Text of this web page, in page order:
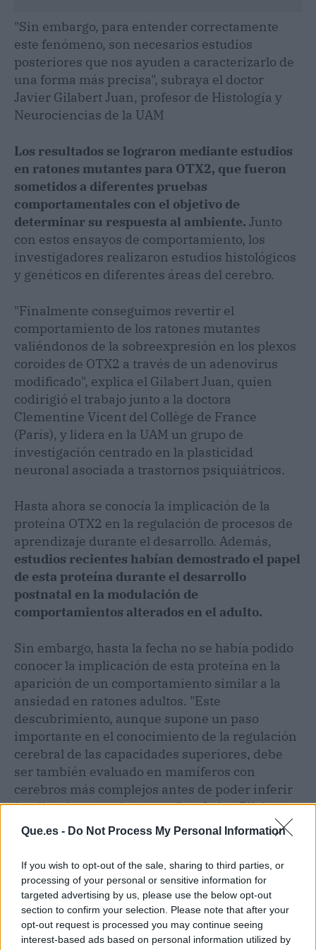
Que.es - Do Not Process My Personal Information
If you wish to opt-out of the sale, sharing to third parties, or
processing of your personal or sensitive information for
targeted advertising by us, please use the below opt-out
section to confirm your selection. Please note that after your
opt-out request is processed you may continue seeing
interest-based ads based on personal information utilized by
"Sin embargo, para entender correctamente
este fenómeno, son necesarios estudios
posteriores que nos ayuden a caracterizarlo de
una forma más precisa", subraya el doctor
Javier Gilabert Juan, profesor de Histología y
Neurociencias de la UAM
Los resultados se lograron mediante estudios
en ratones mutantes para OTX2, que fueron
sometidos a diferentes pruebas
comportamentales con el objetivo de
determinar su respuesta al ambiente. Junto
con estos ensayos de comportamiento, los
investigadores realizaron estudios histológicos
y genéticos en diferentes áreas del cerebro.
"Finalmente conseguimos revertir el
comportamiento de los ratones mutantes
valiéndonos de la sobreexpresión en los plexos
coroides de OTX2 a través de un adenovirus
modificado", explica el Gilabert Juan, quien
codirigió el trabajo junto a la doctora
Clementine Vicent del Collège de France
(París), y lidera en la UAM un grupo de
investigación centrado en la plasticidad
neuronal asociada a trastornos psiquiátricos.
Hasta ahora se conocía la implicación de la
proteína OTX2 en la regulación de procesos de
aprendizaje durante el desarrollo. Además,
estudios recientes habían demostrado el papel
de esta proteína durante el desarrollo
postnatal en la modulación de
comportamientos alterados en el adulto.
Sin embargo, hasta la fecha no se había podido
conocer la implicación de esta proteína en la
aparición de un comportamiento similar a la
ansiedad en ratones adultos. "Este
descubrimiento, aunque supone un paso
importante en el conocimiento de la regulación
cerebral de las capacidades superiores, debe
ser también evaluado en mamíferos con
cerebros más complejos antes de poder inferir
implicaciones en humanos", enfatiza Gilabert
Juan.
"Actualmente la salud mental se ha visto mucho
más afectada por los sucesos que estamos
viviendo desde hace más de un año, con lo que
esta cifra de afectados podría verse muy
aumentada durante los próximos años.Estos